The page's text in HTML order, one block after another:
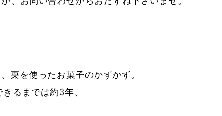
栗を使ったお菓子のかずかず。
るまでは約3年、